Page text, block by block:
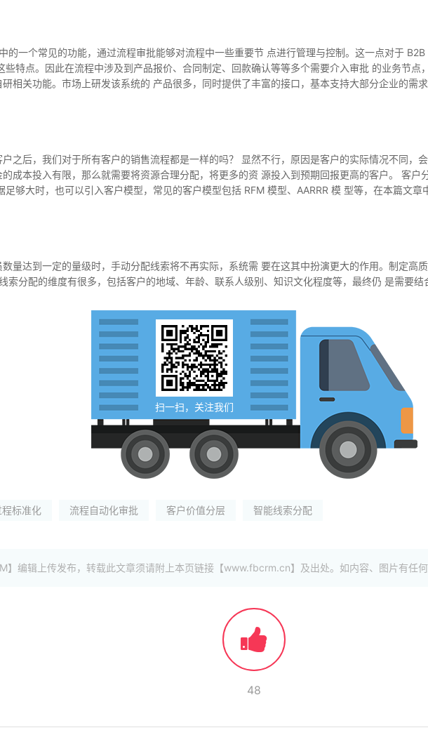
的一个常见的功能，通过流程审批能够对流程中一些重要节 点进行管理与控制。这一点对于
些特点。因此在流程中涉及到产品报价、合同制定、回款确认等等多个需要介入审批 的业务节点
相关功能。市场上研发该系统的 产品很多，同时提供了丰富的接口，基本支持大部分企业的需
之后，我们对于所有客户的销售流程都是一样的吗？ 显然不行，原因是客户的实际情况不同，
成本投入有限，那么就需要将资源合理分配，将更多的资 源投入到预期回报更高的客户。 客户
足够大时，也可以引入客户模型，常见的客户模型包括 RFM 模型、AARRR 模 型等，在本篇文
量达到一定的量级时，手动分配线索将不再实际，系统需 要在这其中扮演更大的作用。制定高
索分配的维度有很多，包括客户的地域、年龄、联系人级别、知识文化程度等，最终仍 是需要结
扫一扫，关注我们
程标准化 流程自动化审批 客户价值分层 智能线索分配
】编辑上传发布，转载此文章须请附上本页链接【www.fbcrm.cn】及出处。如内容、图片有任何
48